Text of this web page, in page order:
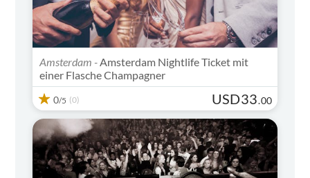
Amsterdam - Amsterdam Nightlife Ticket mit
einer Flasche Champagner
0/5 (0) USD33.00